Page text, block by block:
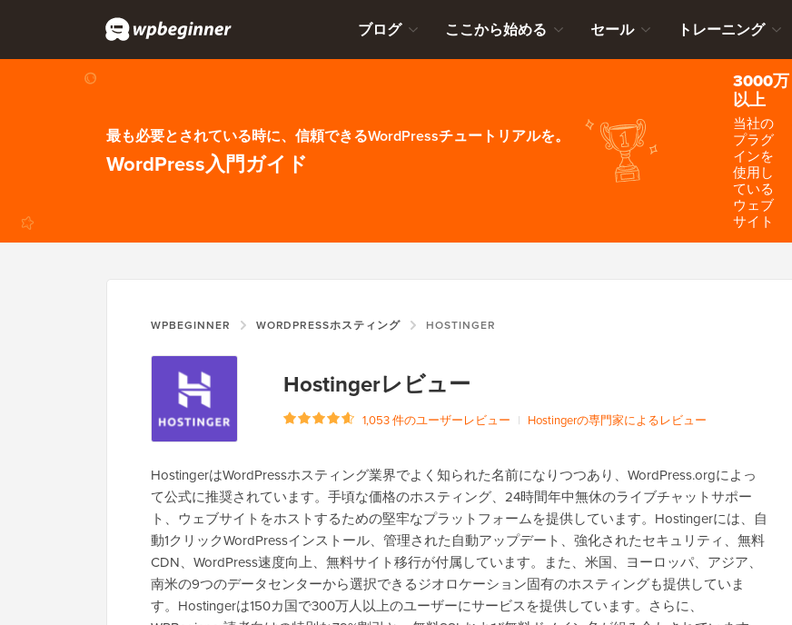
ブログ ここから始める セール トレーニング
最も必要とされている時に、信頼できるWordPressチュートリアルを。
WordPress入門ガイド
3000万
以上
当社の
プラグ
インを
使用し
ている
ウェブ
サイト
WPBEGINNER WORDPRESSホスティング HOSTINGER
Hostingerレビュー
1,053 件のユーザーレビュー | Hostingerの専門家によるレビュー
HostingerはWordPressホスティング業界でよく知られた名前になりつつあり、WordPress.orgによっ
て公式に推奨されています。手頃な価格のホスティング、24時間年中無休のライブチャットサポー
ト、ウェブサイトをホストするための堅牢なプラットフォームを提供しています。Hostingerには、自
動1クリックWordPressインストール、管理された自動アップデート、強化されたセキュリティ、無料
CDN、WordPress速度向上、無料サイト移行が付属しています。また、米国、ヨーロッパ、アジア、
南米の9つのデータセンターから選択できるジオロケーション固有のホスティングも提供していま
す。Hostingerは150カ国で300万人以上のユーザーにサービスを提供しています。さらに、